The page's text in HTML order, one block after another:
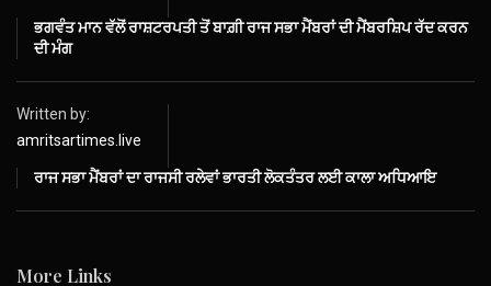
ਭਗਵੰਤ ਮਾਨ ਵੱਲੋਂ ਰਾਸ਼ਟਰਪਤੀ ਤੋਂ ਬਾਗ਼ੀ ਰਾਜ ਸਭਾ ਮੈਂਬਰਾਂ ਦੀ ਮੈਂਬਰਸ਼ਿਪ ਰੱਦ ਕਰਨ
ਦੀ ਮੰਗ
Written by:
amritsartimes.live
ਰਾਜ ਸਭਾ ਮੈਂਬਰਾਂ ਦਾ ਰਾਜਸੀ ਰਲੇਵਾਂ ਭਾਰਤੀ ਲੋਕਤੰਤਰ ਲਈ ਕਾਲਾ ਅਧਿਆਇ
More Links